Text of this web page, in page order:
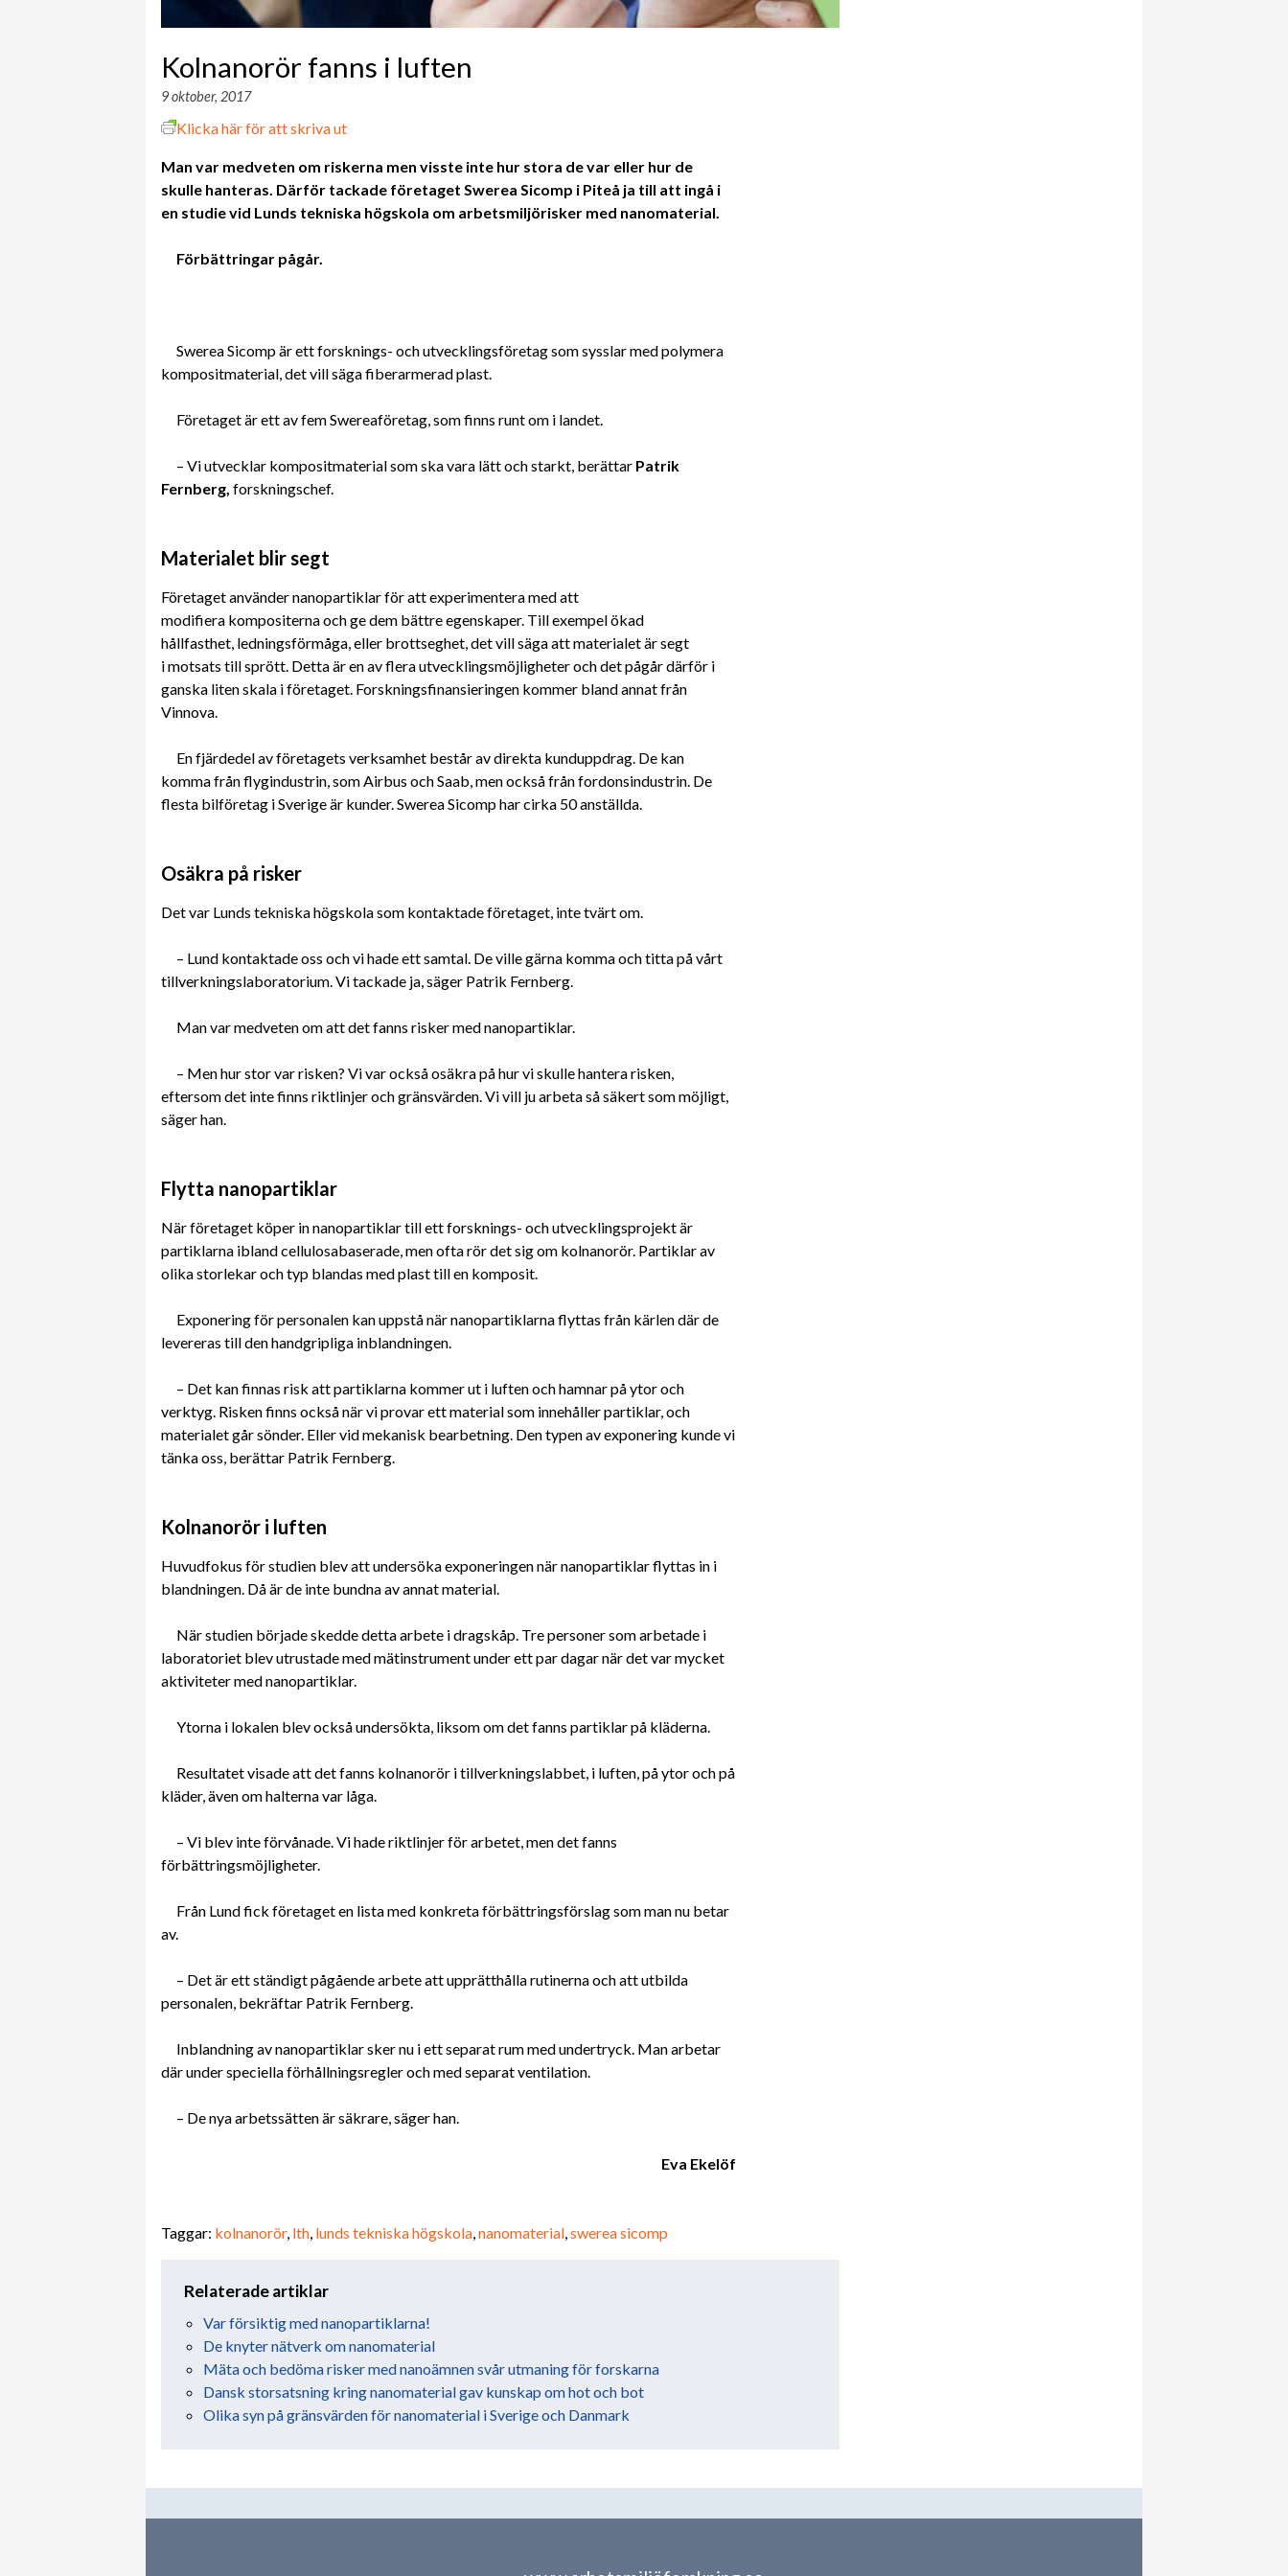
Kolnanorör fanns i luften
9 oktober, 2017
Klicka här för att skriva ut
Man var medveten om riskerna men visste inte hur stora de var eller hur de
skulle hanteras. Därför tackade företaget Swerea Sicomp i Piteå ja till att ingå i
en studie vid Lunds tekniska högskola om arbetsmiljörisker med nanomaterial.
Förbättringar pågår.
Swerea Sicomp är ett forsknings- och utvecklingsföretag som sysslar med polymera
kompositmaterial, det vill säga fiberarmerad plast.
Företaget är ett av fem Swereaföretag, som finns runt om i landet.
– Vi utvecklar kompositmaterial som ska vara lätt och starkt, berättar Patrik
Fernberg, forskningschef.
Materialet blir segt
Företaget använder nanopartiklar för att experimentera med att
modifiera kompositerna och ge dem bättre egenskaper. Till exempel ökad
hållfasthet, ledningsförmåga, eller brottseghet, det vill säga att materialet är segt
i motsats till sprött. Detta är en av flera utvecklingsmöjligheter och det pågår därför i
ganska liten skala i företaget. Forskningsfinansieringen kommer bland annat från
Vinnova.
En fjärdedel av företagets verksamhet består av direkta kunduppdrag. De kan
komma från flygindustrin, som Airbus och Saab, men också från fordonsindustrin. De
flesta bilföretag i Sverige är kunder. Swerea Sicomp har cirka 50 anställda.
Osäkra på risker
Det var Lunds tekniska högskola som kontaktade företaget, inte tvärt om.
– Lund kontaktade oss och vi hade ett samtal. De ville gärna komma och titta på vårt
tillverkningslaboratorium. Vi tackade ja, säger Patrik Fernberg.
Man var medveten om att det fanns risker med nanopartiklar.
– Men hur stor var risken? Vi var också osäkra på hur vi skulle hantera risken,
eftersom det inte finns riktlinjer och gränsvärden. Vi vill ju arbeta så säkert som möjligt,
säger han.
Flytta nanopartiklar
När företaget köper in nanopartiklar till ett forsknings- och utvecklingsprojekt är
partiklarna ibland cellulosabaserade, men ofta rör det sig om kolnanorör. Partiklar av
olika storlekar och typ blandas med plast till en komposit.
Exponering för personalen kan uppstå när nanopartiklarna flyttas från kärlen där de
levereras till den handgripliga inblandningen.
– Det kan finnas risk att partiklarna kommer ut i luften och hamnar på ytor och
verktyg. Risken finns också när vi provar ett material som innehåller partiklar, och
materialet går sönder. Eller vid mekanisk bearbetning. Den typen av exponering kunde vi
tänka oss, berättar Patrik Fernberg.
Kolnanorör i luften
Huvudfokus för studien blev att undersöka exponeringen när nanopartiklar flyttas in i
blandningen. Då är de inte bundna av annat material.
När studien började skedde detta arbete i dragskåp. Tre personer som arbetade i
laboratoriet blev utrustade med mätinstrument under ett par dagar när det var mycket
aktiviteter med nanopartiklar.
Ytorna i lokalen blev också undersökta, liksom om det fanns partiklar på kläderna.
Resultatet visade att det fanns kolnanorör i tillverkningslabbet, i luften, på ytor och på
kläder, även om halterna var låga.
– Vi blev inte förvånade. Vi hade riktlinjer för arbetet, men det fanns
förbättringsmöjligheter.
Från Lund fick företaget en lista med konkreta förbättringsförslag som man nu betar
av.
– Det är ett ständigt pågående arbete att upprätthålla rutinerna och att utbilda
personalen, bekräftar Patrik Fernberg.
Inblandning av nanopartiklar sker nu i ett separat rum med undertryck. Man arbetar
där under speciella förhållningsregler och med separat ventilation.
– De nya arbetssätten är säkrare, säger han.
Eva Ekelöf
Taggar: kolnanorör, lth, lunds tekniska högskola,nanomaterial,swerea sicomp
Relaterade artiklar
Var försiktig med nanopartiklarna!
De knyter nätverk om nanomaterial
Mäta och bedöma risker med nanoämnen svår utmaning för forskarna
Dansk storsatsning kring nanomaterial gav kunskap om hot och bot
Olika syn på gränsvärden för nanomaterial i Sverige och Danmark